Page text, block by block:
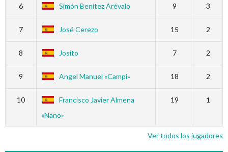
6 Simón Benítez Arévalo 9 3
7 José Cerezo 15 2
8 Josito 7 2
9 Angel Manuel «Campi» 18 2
10
Francisco Javier Almena
«Nano»
19 1
Ver todos los jugadores